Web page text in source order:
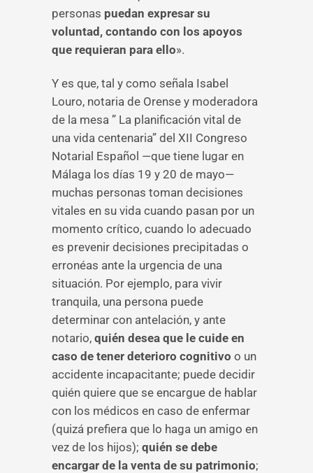
personas puedan expresar su
voluntad, contando con los apoyos
que requieran para ello».
Y es que, tal y como señala Isabel
Louro, notaria de Orense y moderadora
de la mesa ” La planificación vital de
una vida centenaria” del XII Congreso
Notarial Español —que tiene lugar en
Málaga los días 19 y 20 de mayo—
muchas personas toman decisiones
vitales en su vida cuando pasan por un
momento crítico, cuando lo adecuado
es prevenir decisiones precipitadas o
erronéas ante la urgencia de una
situación. Por ejemplo, para vivir
tranquila, una persona puede
determinar con antelación, y ante
notario, quién desea que le cuide en
caso de tener deterioro cognitivo o un
accidente incapacitante; puede decidir
quién quiere que se encargue de hablar
con los médicos en caso de enfermar
(quizá prefiera que lo haga un amigo en
vez de los hijos); quién se debe
encargar de la venta de su patrimonio;